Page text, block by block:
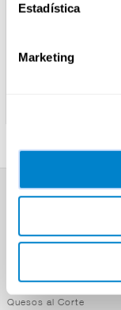
Estadística
Marketing
Desayuno y Merienda
Carnicería
Charcutería
Quesos al Corte